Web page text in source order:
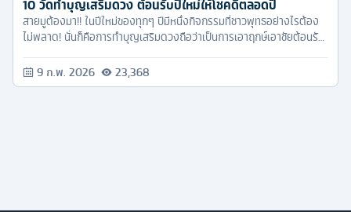
10 วัดทำบุญเสริมดวง ต้อนรับปีใหม่ให้โชคดีตลอดปี
สายมูต้องมา!! ในปีใหม่ของทุกๆ ปีมีหนึ่งกิจกรรมที่ชาวพุทธอย่างไรต้อง
ไม่พลาด! นั่นก็คือการทำบุญเสริมดวงถือว่าเป็นการเอาฤกษ์เอาชัยต้อนรับ
ต้อนรับสิ่งใหม่ๆ ในปีใหม่ที่กำลังจะมาถึง
9 ก.พ. 2026 23,368